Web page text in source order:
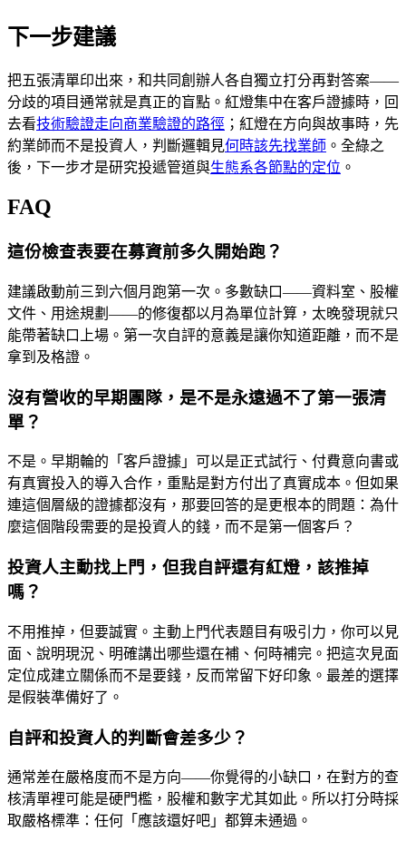
下一步建議
把五張清單印出來，和共同創辦人各自獨立打分再對答案——
分歧的項目通常就是真正的盲點。紅燈集中在客戶證據時，回
去看技術驗證走向商業驗證的路徑 ；紅燈在方向與故事時，先
約業師而不是投資人，判斷邏輯見何時該先找業師 。全綠之
後，下一步才是研究投遞管道與生態系各節點的定位 。
FAQ
這份檢查表要在募資前多久開始跑？
建議啟動前三到六個月跑第一次。多數缺口——資料室、股權
文件、用途規劃——的修復都以月為單位計算，太晚發現就只
能帶著缺口上場。第一次自評的意義是讓你知道距離，而不是
拿到及格證。
沒有營收的早期團隊，是不是永遠過不了第一張清
單？
不是。早期輪的「客戶證據」可以是正式試行、付費意向書或
有真實投入的導入合作，重點是對方付出了真實成本。但如果
連這個層級的證據都沒有，那要回答的是更根本的問題：為什
麼這個階段需要的是投資人的錢，而不是第一個客戶？
投資人主動找上門，但我自評還有紅燈，該推掉
嗎？
不用推掉，但要誠實。主動上門代表題目有吸引力，你可以見
面、說明現況、明確講出哪些還在補、何時補完。把這次見面
定位成建立關係而不是要錢，反而常留下好印象。最差的選擇
是假裝準備好了。
自評和投資人的判斷會差多少？
通常差在嚴格度而不是方向——你覺得的小缺口，在對方的查
核清單裡可能是硬門檻，股權和數字尤其如此。所以打分時採
取嚴格標準：任何「應該還好吧」都算未通過。